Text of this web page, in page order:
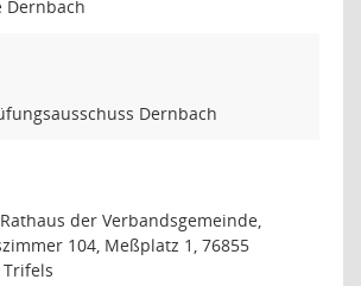
Dernbach
Dernbach
der Verbandsgemeinde,
104, Meßplatz 1, 76855